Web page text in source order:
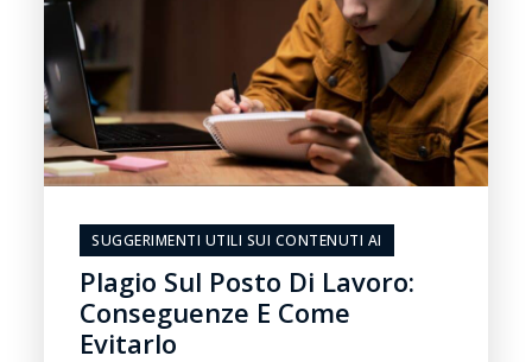
SUGGERIMENTI UTILI SUI CONTENUTI AI
Plagio Sul Posto Di Lavoro:
Conseguenze E Come
Evitarlo